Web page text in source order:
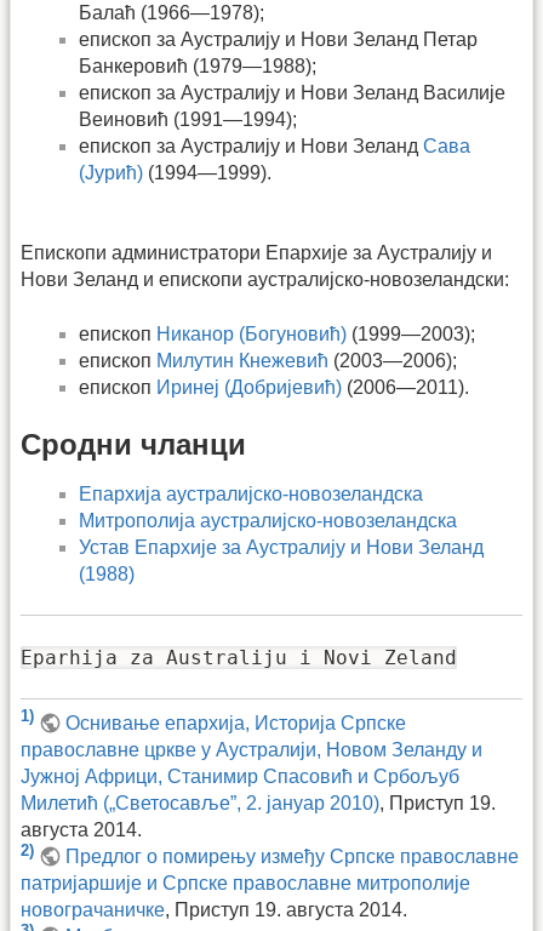
Балаћ (1966—1978);
епископ за Аустралију и Нови Зеланд Петар
Банкеровић (1979—1988);
епископ за Аустралију и Нови Зеланд Василије
Веиновић (1991—1994);
епископ за Аустралију и Нови Зеланд Сава
(Јурић) (1994—1999).
Епископи администратори Епархије за Аустралију и
Нови Зеланд и епископи аустралијско-новозеландски:
епископ Никанор (Богуновић) (1999—2003);
епископ Милутин Кнежевић (2003—2006);
епископ Иринеј (Добријевић) (2006—2011).
Сродни чланци
Епархија аустралијско-новозеландска
Митрополија аустралијско-новозеландска
Устав Епархије за Аустралију и Нови Зеланд
(1988)
Eparhija za Australiju i Novi Zeland
1)
Оснивање епархија, Историја Српске
православне цркве у Аустралији, Новом Зеланду и
Јужној Африци, Станимир Спасовић и Србољуб
Милетић („Светосавље”, 2. јануар 2010), Приступ 19.
августа 2014.
2)
Предлог о помирењу између Српске православне
патријаршије и Српске православне митрополије
новограчаничке, Приступ 19. августа 2014.